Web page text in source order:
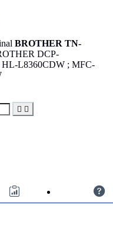
BROTHER TN-
DCP-
L8360CDW ; MFC-
 